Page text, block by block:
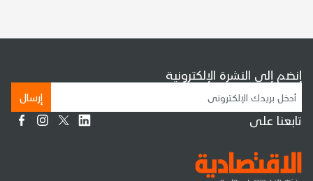
إنضم إلى النشرة الإلكترونية
إرسال
تابعنا على